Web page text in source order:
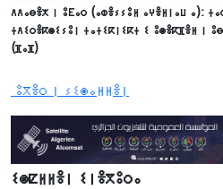
ⴷⴷⴰⴱⴻⵅ ⵏ ⵓⴹⴰⵔ (ⴰⵀⴻⵢⵢⵓⵍ ⴰⵖⴻⵍⵏⴰⵡ ⴰ):
ⵜⴷⵉⵔⴻⴽⵙⵉⵢⵓⵏ ⵜⴰⵜⵉⴽⵏⵉⴽⵜ ⵉ ⵓⵙⴻⴽⴼⴻⵍ ⵏ
(ⴼⴰⴼ)
ⵓⴳⴻⵔ ⵏ ⵢⵉⵙⴰⵍⵍⴻⵏ
ⵉⵙⵇⵍⵍⴻⵏ ⵉⵏⴻⴳⵓⵔⴰ